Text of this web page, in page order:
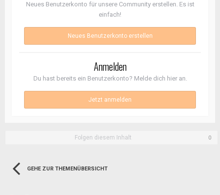
Neues Benutzerkonto für unsere Community erstellen. Es ist
einfach!
Neues Benutzerkonto erstellen
Anmelden
Du hast bereits ein Benutzerkonto? Melde dich hier an.
Jetzt anmelden
Folgen diesem Inhalt 0
GEHE ZUR THEMENÜBERSICHT